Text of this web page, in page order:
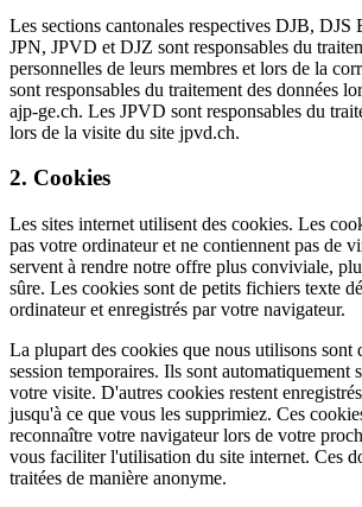
Les sections cantonales respectives DJB, DJS
JPN, JPVD et DJZ sont responsables du
personnelles de leurs membres et lors de la
sont responsables du traitement des données
ajp-ge.ch. Les JPVD sont responsables du
lors de la visite du site jpvd.ch.
2. Cookies
Les sites internet utilisent des cookies. Les
pas votre ordinateur et ne contiennent pas de
servent à rendre notre offre plus conviviale,
sûre. Les cookies sont de petits fichiers texte
ordinateur et enregistrés par votre navigateur.
La plupart des cookies que nous utilisons sont
session temporaires. Ils sont automatiquement
votre visite. D'autres cookies restent
jusqu'à ce que vous les supprimiez. Ces
reconnaître votre navigateur lors de votre
vous faciliter l'utilisation du site internet. Ces
traitées de manière anonyme.